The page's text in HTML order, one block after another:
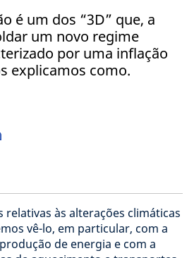
é um dos “3D” que, a
um novo regime
por uma inflação
explicamos como.
relativas às alterações climáticas
vê-lo, em particular, com a
de energia e com a